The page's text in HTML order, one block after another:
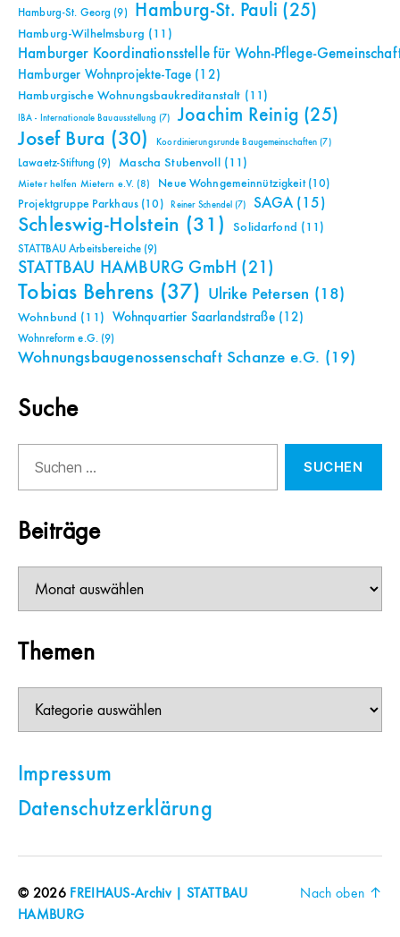
Hamburg-St. Georg (9) Hamburg-St. Pauli (25)
Hamburg-Wilhelmsburg (11)
Hamburger Koordinationsstelle für Wohn-Pflege-
Hamburger Wohnprojekte-Tage (12)
Hamburgische Wohnungsbaukreditanstalt (11)
IBA - Internationale Bauausstellung (7) Joachim Reinig (25)
Josef Bura (30) Koordinierungsrunde Baugemeinschaften (7)
Lawaetz-Stiftung (9) Mascha Stubenvoll (11)
Mieter helfen Mietern e.V. (8) Neue Wohngemeinnützigkeit(10)
Projektgruppe Parkhaus (10) Reiner Schendel (7) SAGA(15)
Schleswig-Holstein (31) Solidarfond (11)
STATTBAU Arbeitsbereiche (9)
STATTBAU HAMBURG GmbH (21)
Tobias Behrens (37) Ulrike Petersen (18)
Wohnbund (11) Wohnquartier Saarlandstraße(12)
Wohnreform e.G.(9)
Wohnungsbaugenossenschaft Schanze e.G. (19)
Suche
nach:
Beiträge
Themen
Impressum
Datenschutzerklärung
© 2026 FREIHAUS-Archiv | STATTBAU
HAMBURG
Nach oben ↑